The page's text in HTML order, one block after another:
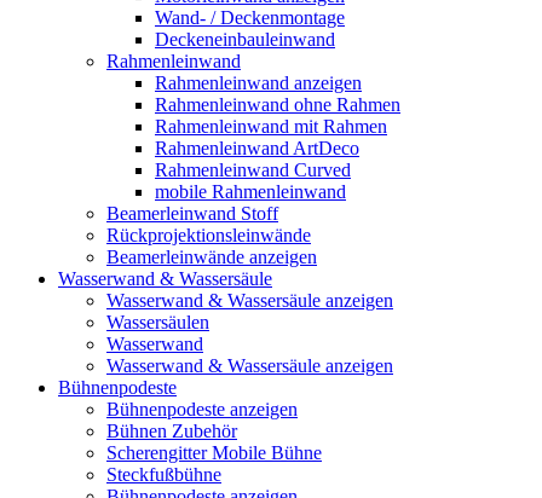
Wand- / Deckenmontage
Deckeneinbauleinwand
Rahmenleinwand
Rahmenleinwand anzeigen
Rahmenleinwand ohne Rahmen
Rahmenleinwand mit Rahmen
Rahmenleinwand ArtDeco
Rahmenleinwand Curved
mobile Rahmenleinwand
Beamerleinwand Stoff
Rückprojektionsleinwände
Beamerleinwände anzeigen
Wasserwand & Wassersäule
Wasserwand & Wassersäule anzeigen
Wassersäulen
Wasserwand
Wasserwand & Wassersäule anzeigen
Bühnenpodeste
Bühnenpodeste anzeigen
Bühnen Zubehör
Scherengitter Mobile Bühne
Steckfußbühne